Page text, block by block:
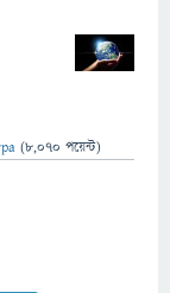
(8,070 পয়েন্ট)